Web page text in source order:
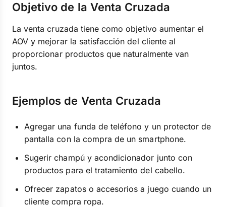
Objetivo de la Venta Cruzada
La venta cruzada tiene como objetivo aumentar el
AOV y mejorar la satisfacción del cliente al
proporcionar productos que naturalmente van
juntos.
Ejemplos de Venta Cruzada
Agregar una funda de teléfono y un protector de
pantalla con la compra de un smartphone.
Sugerir champú y acondicionador junto con
productos para el tratamiento del cabello.
Ofrecer zapatos o accesorios a juego cuando un
cliente compra ropa.